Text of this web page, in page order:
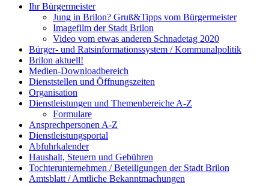
Ihr Bürgermeister
Jung in Brilon? Gruß&Tipps vom Bürgermeister
Imagefilm der Stadt Brilon
Video vom etwas anderen Schnadetag 2020
Bürger- und Ratsinformationssystem / Kommunalpolitik
Brilon aktuell!
Medien-Downloadbereich
Dienststellen und Öffnungszeiten
Organisation
Dienstleistungen und Themenbereiche A-Z
Formulare
Ansprechpersonen A-Z
Dienstleistungsportal
Abfuhrkalender
Haushalt, Steuern und Gebühren
Tochterunternehmen / Beteiligungen der Stadt Brilon
Amtsblatt / Amtliche Bekanntmachungen